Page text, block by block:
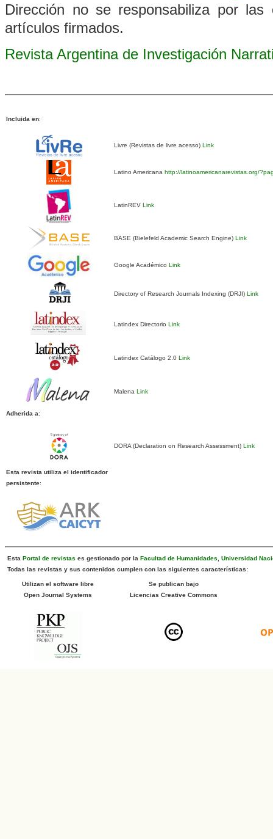
Dirección no se responsabiliza por las
artículos firmados.
Revista Argentina de Investigación
Incluida en:
Livre (Revistas de livre acesso) Link
Latino Americana http://latinoamericanarevistas.org/
LatinREV Link
BASE (Bielefeld Academic Search Engine) Link
Google AcadémicoLink
Directory of Research Journals Indexing (DRJI)Link
Latindex DirectorioLink
Latindex Catálogo 2.0Link
MalenaLink
Adherida a:
DORA (Declaration on Research Assessment)Link
Esta revista utiliza el identificador
persistente:
Esta Portal de revistas es gestionado por la Facultad de Humanidades, Universidad
Todas las revistas y sus contenidos cumplen con las siguientes características:
Utilizan el software libre
Open Journal Systems
Se publican bajo
Licencias Creative Commons